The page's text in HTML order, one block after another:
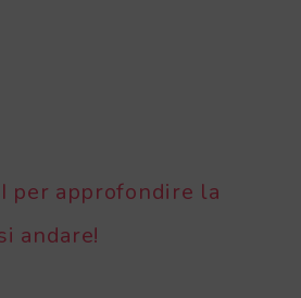
per approfondire la
andare!